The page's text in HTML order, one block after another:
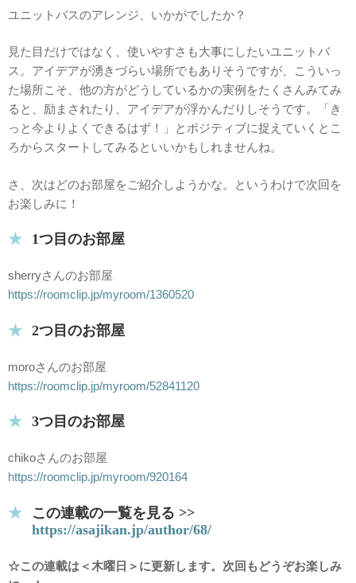
ユニットバスのアレンジ、いかがでしたか？
見た目だけではなく、使いやすさも大事にしたいユニットバ
ス。アイデアが湧きづらい場所でもありそうですが、こういっ
た場所こそ、他の方がどうしているかの実例をたくさんみてみ
ると、励まされたり、アイデアが浮かんだりしそうです。「き
っと今よりよくできるはず！」とポジティブに捉えていくとこ
ろからスタートしてみるといいかもしれませんね。
さ、次はどのお部屋をご紹介しようかな。というわけで次回を
お楽しみに！
1つ目のお部屋
sherryさんのお部屋
https://roomclip.jp/myroom/1360520
2つ目のお部屋
moroさんのお部屋
https://roomclip.jp/myroom/52841120
3つ目のお部屋
chikoさんのお部屋
https://roomclip.jp/myroom/920164
この連載の一覧を見る >>
https://asajikan.jp/author/68/
☆この連載は＜木曜日＞に更新します。次回もどうぞお楽しみ